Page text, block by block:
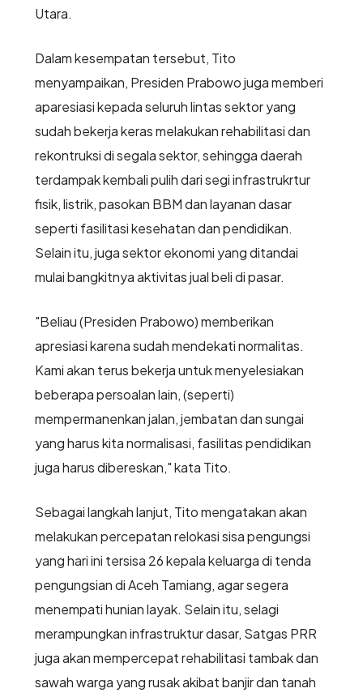
Utara.
Dalam kesempatan tersebut, Tito
menyampaikan, Presiden Prabowo juga memberi
aparesiasi kepada seluruh lintas sektor yang
sudah bekerja keras melakukan rehabilitasi dan
rekontruksi di segala sektor, sehingga daerah
terdampak kembali pulih dari segi infrastrukrtur
fisik, listrik, pasokan BBM dan layanan dasar
seperti fasilitasi kesehatan dan pendidikan.
Selain itu, juga sektor ekonomi yang ditandai
mulai bangkitnya aktivitas jual beli di pasar.
"Beliau (Presiden Prabowo) memberikan
apresiasi karena sudah mendekati normalitas.
Kami akan terus bekerja untuk menyelesiakan
beberapa persoalan lain, (seperti)
mempermanenkan jalan, jembatan dan sungai
yang harus kita normalisasi, fasilitas pendidikan
juga harus dibereskan," kata Tito.
Sebagai langkah lanjut, Tito mengatakan akan
melakukan percepatan relokasi sisa pengungsi
yang hari ini tersisa 26 kepala keluarga di tenda
pengungsian di Aceh Tamiang, agar segera
menempati hunian layak. Selain itu, selagi
merampungkan infrastruktur dasar, Satgas PRR
juga akan mempercepat rehabilitasi tambak dan
sawah warga yang rusak akibat banjir dan tanah